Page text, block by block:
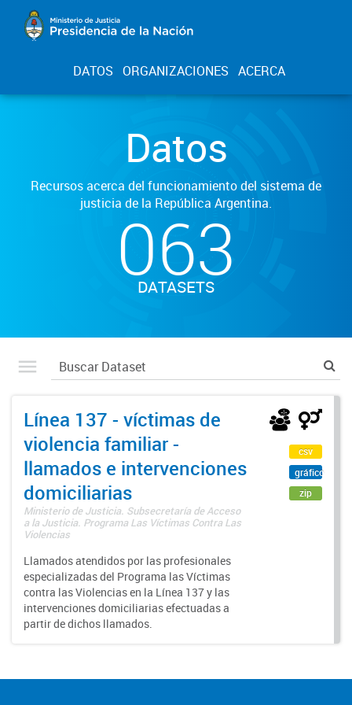
DATOS ORGANIZACIONES ACERCA
Datos
Recursos acerca del funcionamiento del sistema de
justicia de la República Argentina.
063
DATASETS
Línea 137 - víctimas de
violencia familiar -
llamados e intervenciones
domiciliarias
Ministerio de Justicia. Subsecretaría de Acceso
a la Justicia. Programa Las Víctimas Contra Las
Violencias
Llamados atendidos por las profesionales
especializadas del Programa las Víctimas
contra las Violencias en la Línea 137 y las
intervenciones domiciliarias efectuadas a
partir de dichos llamados.
csv
gráfico
zip